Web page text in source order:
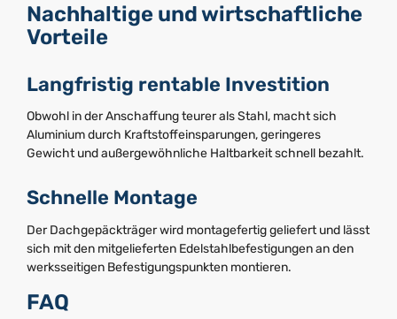
Nachhaltige und wirtschaftliche
Vorteile
Langfristig rentable Investition
Obwohl in der Anschaffung teurer als Stahl, macht sich
Aluminium durch Kraftstoffeinsparungen, geringeres
Gewicht und außergewöhnliche Haltbarkeit schnell bezahlt.
Schnelle Montage
Der Dachgepäckträger wird montagefertig geliefert und lässt
sich mit den mitgelieferten Edelstahlbefestigungen an den
werksseitigen Befestigungspunkten montieren.
FAQ